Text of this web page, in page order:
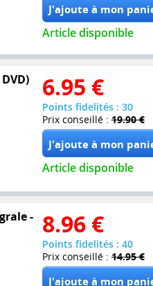
Article disponible
6.95 €
Points fidelités : 30
Prix conseillé : 19.90 €
Article disponible
-
8.96 €
Points fidelités : 40
Prix conseillé : 14.95 €